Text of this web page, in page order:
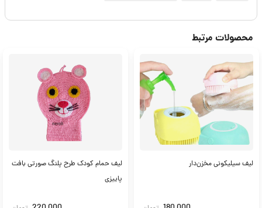
محصولات مرتبط
لیف سیلیکونی مخزن‌دار
لیف حمام کودک طرح پلنگ صورتی بافت
پاییزی